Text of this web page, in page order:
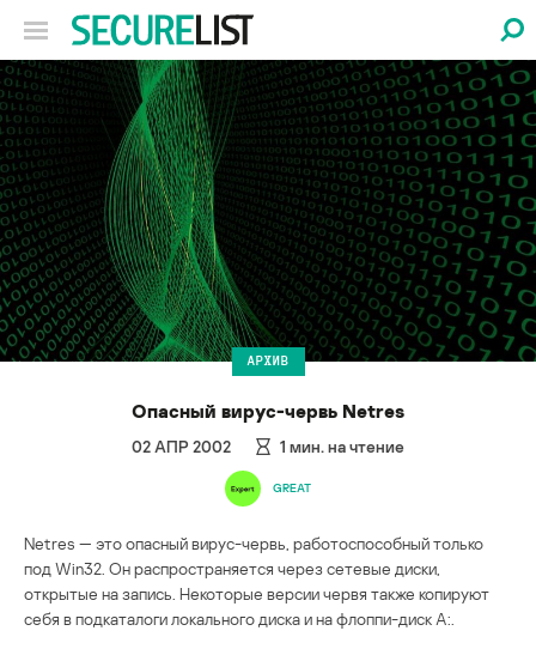
АРХИВ
Опасный вирус-червь Netres
02 АПР 2002 1 мин. на чтение
GREAT
Netres — это опасный вирус-червь, работоспособный только
под Win32. Он распространяется через сетевые диски,
открытые на запись. Некоторые версии червя также копируют
себя в подкаталоги локального диска и на флоппи-диск A:.